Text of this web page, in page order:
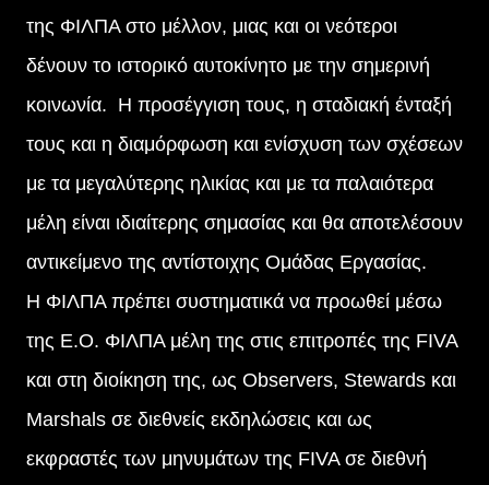
της ΦΙΛΠΑ στο μέλλον, μιας και οι νεότεροι
δένουν το ιστορικό αυτοκίνητο με την σημερινή
κοινωνία. Η προσέγγιση τους, η σταδιακή ένταξή
τους και η διαμόρφωση και ενίσχυση των σχέσεων
με τα μεγαλύτερης ηλικίας και με τα παλαιότερα
μέλη είναι ιδιαίτερης σημασίας και θα αποτελέσουν
αντικείμενο της αντίστοιχης Ομάδας Εργασίας.
Η ΦΙΛΠΑ πρέπει συστηματικά να προωθεί μέσω
της Ε.Ο. ΦΙΛΠΑ μέλη της στις επιτροπές της FIVA
και στη διοίκηση της, ως Observers, Stewards και
Marshals σε διεθνείς εκδηλώσεις και ως
εκφραστές των μηνυμάτων της FIVA σε διεθνή